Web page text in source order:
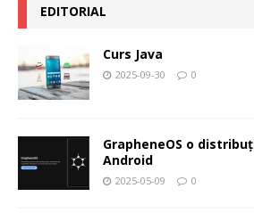
EDITORIAL
Curs Java
2025-09-30 0
GrapheneOS o
Android
2025-05-09 0